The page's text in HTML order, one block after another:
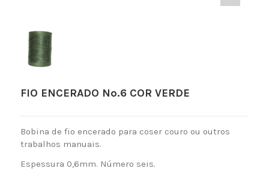
FIO ENCERADO Nº.6 COR VERDE
Bobina de fio encerado para coser couro ou outros
trabalhos manuais.
Espessura 0,6mm. Número seis.